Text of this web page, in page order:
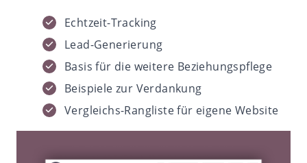
Echtzeit-Tracking
Lead-Generierung
Basis für die weitere Beziehungspflege
Beispiele zur Verdankung
Vergleichs-Rangliste für eigene Website